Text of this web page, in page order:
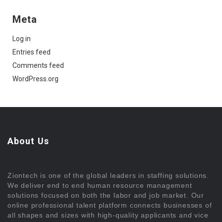
Meta
Log in
Entries feed
Comments feed
WordPress.org
About Us
Ziontech is one of the global leaders in staffing solutions.
We deliver end to end human resource management
solutions focused on both the labor and job market. Our
online professional talent platform connects businesses of
all shapes and sizes with high-quality applicants and vice